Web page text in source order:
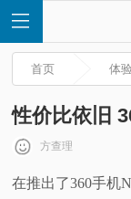
首页 体验
性价比依旧
方查理
在推出了360手机